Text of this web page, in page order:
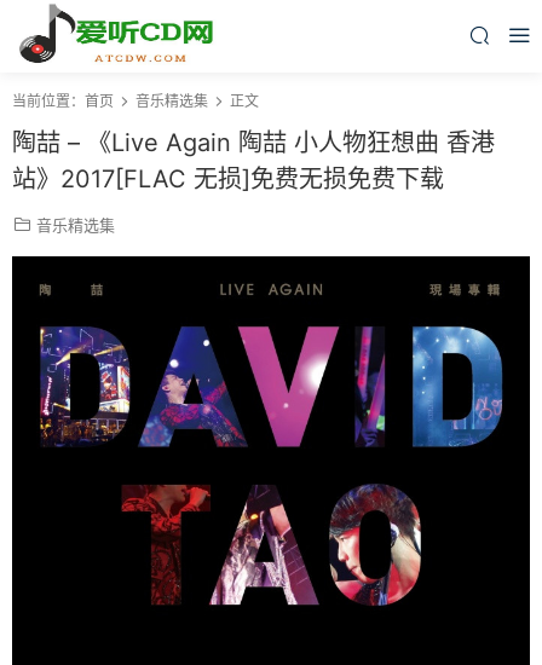
当前位置： 首页 音乐精选集 正文
陶喆 – 《Live Again 陶喆 小人物狂想曲 香港
站》2017[FLAC 无损]免费无损免费下载
音乐精选集